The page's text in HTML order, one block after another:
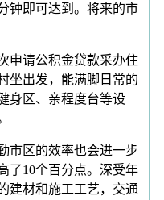
钟即可达到。将来的市
请公积金贷款采办住
坐出发，能满脚日常的
身区、亲程度台等设
区的效率也会进一步
了10个百分点。深受年
建材和施工工艺，交通